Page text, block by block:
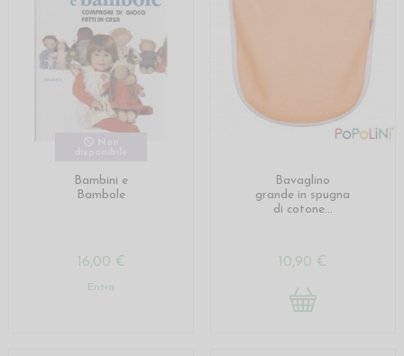
Bambini e
Bambole
16,00 €
Entra
Bavaglino
grande in spugna
di cotone...
10,90 €